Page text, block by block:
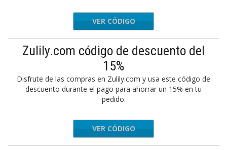
S996021
VER CÓDIGO
Zulily.com código de descuento del
15%
Disfrute de las compras en Zulily.com y usa este código de
descuento durante el pago para ahorrar un 15% en tu
pedido.
ULILY65
VER CÓDIGO